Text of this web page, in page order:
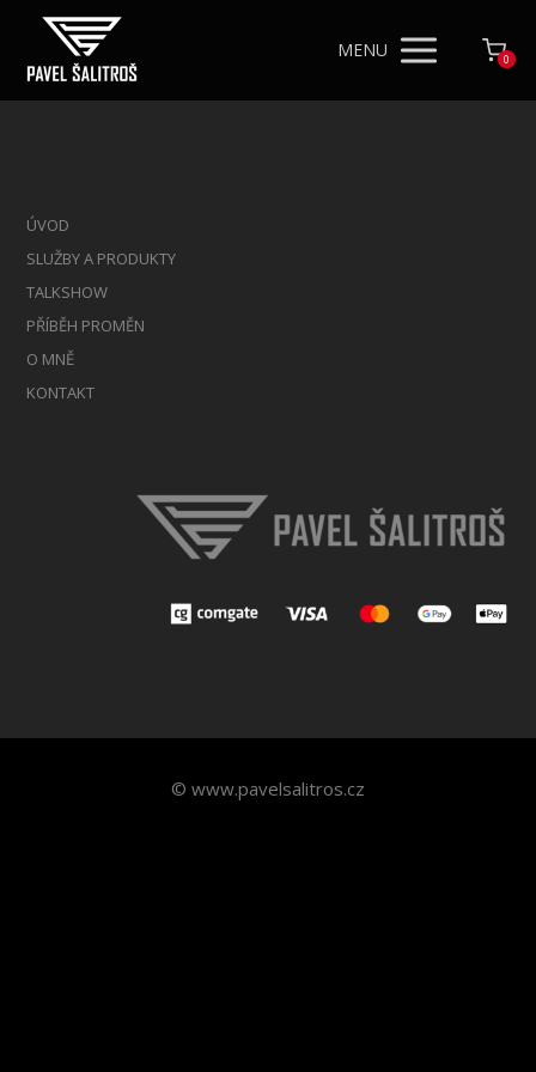
MENU 0
ÚVOD
SLUŽBY A PRODUKTY
TALKSHOW
PŘÍBĚH PROMĚN
O MNĚ
KONTAKT
© www.pavelsalitros.cz